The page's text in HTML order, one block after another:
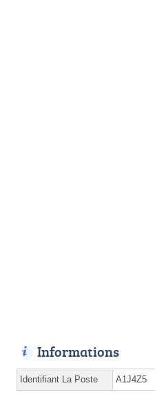
Informations
Identifiant La Poste A1J4Z5